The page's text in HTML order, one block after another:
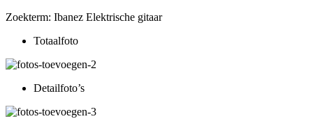
Zoekterm: Ibanez Elektrische gitaar
Totaalfoto
Detailfoto’s